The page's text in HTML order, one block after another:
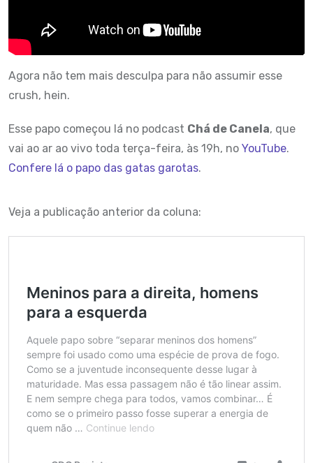
Agora não tem mais desculpa para não assumir esse
crush, hein.
Esse papo começou lá no podcast Chá de Canela, que
vai ao ar ao vivo toda terça-feira, às 19h, no YouTube.
Confere lá o papo das gatas garotas.
Veja a publicação anterior da coluna: